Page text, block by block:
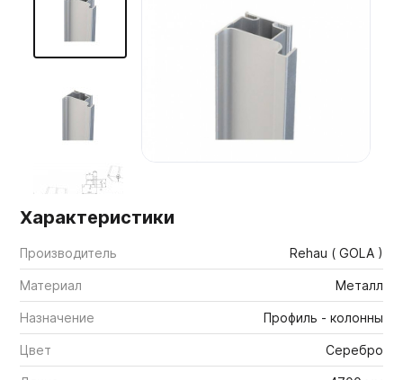
Мебельные образцы, каталоги
Характеристики
Производитель Rehau ( GOLA )
Материал Металл
Назначение Профиль - колонны
Цвет Серебро